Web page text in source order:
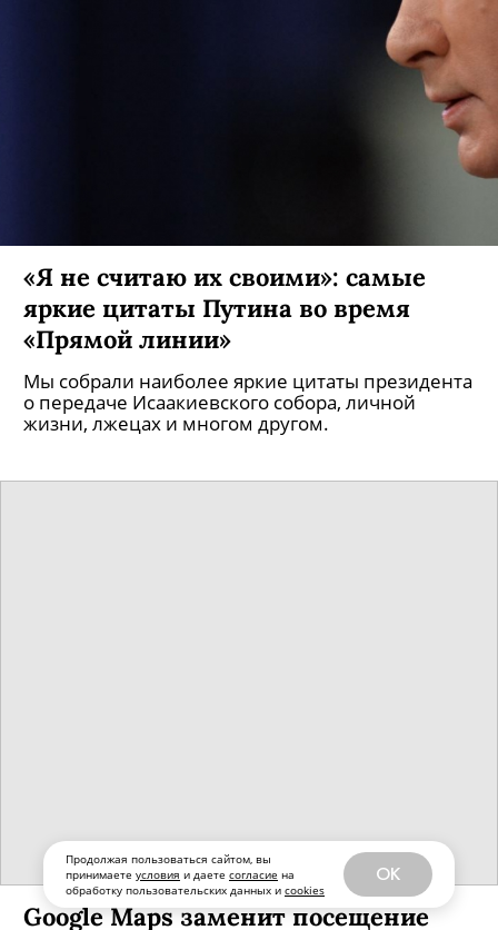
Продолжая пользоваться сайтом, вы
принимаете условия и даете согласие на
обработку пользовательских данных и cookies
OK
«Я не считаю их своими»: самые
яркие цитаты Путина во время
«Прямой линии»
Мы собрали наиболее яркие цитаты президента
о передаче Исаакиевского собора, личной
жизни, лжецах и многом другом.
Google Maps заменит посещение